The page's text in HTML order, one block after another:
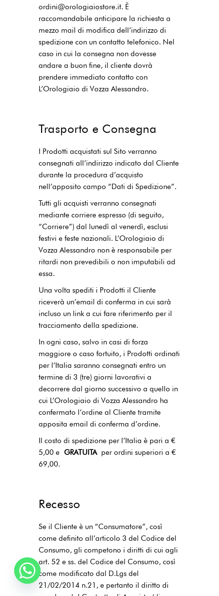
ordini@orologiaiostore.it. È
raccomandabile anticipare la richiesta a
mezzo mail di modifica dell’indirizzo di
spedizione con un contatto telefonico. Nel
caso in cui la consegna non dovesse
andare a buon fine, il cliente dovrà
prendere immediato contatto con
L’Orologiaio di Vozza Alessandro.
Trasporto e Consegna
I Prodotti acquistati sul Sito verranno
consegnati all’indirizzo indicato dal Cliente
durante la procedura d’acquisto
nell’apposito campo “Dati di Spedizione”.
Tutti gli acquisti verranno consegnati
mediante corriere espresso (di seguito,
“Corriere”) dal lunedì al venerdì, esclusi
festivi e feste nazionali. L’Orologiaio di
Vozza Alessandro non è responsabile per
ritardi non prevedibili o non imputabili ad
essa.
Una volta spediti i Prodotti il Cliente
riceverà un’email di conferma in cui sarà
incluso un link a cui fare riferimento per il
tracciamento della spedizione.
In ogni caso, salvo in casi di forza
maggiore o caso fortuito, i Prodotti ordinati
per l’Italia saranno consegnati entro un
termine di 3 (tre) giorni lavorativi a
decorrere dal giorno successivo a quello in
cui L’Orologiaio di Vozza Alessandro ha
confermato l’ordine al Cliente tramite
apposita email di conferma d’ordine.
Il costo di spedizione per l’Italia è pari a €
5,00 e GRATUITAper ordini superiori a €
69,00.
Recesso
Se il Cliente è un “Consumatore”, così
come definito all’articolo 3 del Codice del
Consumo, gli competono i diritti di cui agli
art. 52 e ss. del Codice del Consumo, così
come modificato dal D.Lgs del
21/02/2014 n.21, e pertanto il diritto di